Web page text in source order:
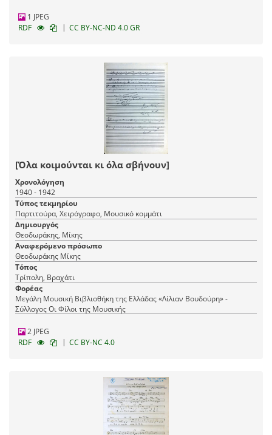
1 JPEG
RDF
| CC BY-NC-ND 4.0 GR
[Όλα κοιμούνται κι όλα σβήνουν]
Χρονολόγηση
1940 - 1942
Τύπος τεκμηρίου
Παρτιτούρα, Χειρόγραφο, Μουσικό κομμάτι
Δημιουργός
Θεοδωράκης, Μίκης
Αναφερόμενο πρόσωπο
Θεοδωράκης Μίκης
Τόπος
Τρίπολη, Βραχάτι
Φορέας
Μεγάλη Μουσική Βιβλιοθήκη της Ελλάδας «Λίλιαν Βουδούρη» -
Σύλλογος Οι Φίλοι της Μουσικής
2 JPEG
RDF
| CC BY-NC 4.0